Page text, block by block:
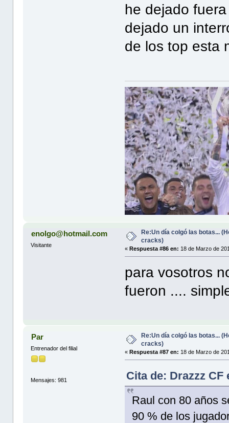
he dejado
dejado un
de los top esta
enolgo@hotmail.com
Visitante
Re:Un día colgó las botas...
cracks)
«Respuesta #86 en: 18 de Marzo de
para vosotros
fueron ....
Par
Entrenador del filial
Mensajes: 981
Re:Un día colgó las botas...
cracks)
«Respuesta #87 en: 18 de Marzo de
Cita de: Drazzz CF
Raul con 80 años
90 % de los